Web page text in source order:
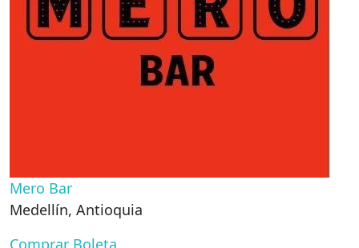
Mero Bar
Medellín, Antioquia